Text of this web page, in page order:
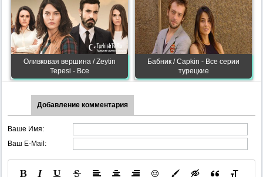
Оливковая вершина / Zeytin
Tepesi - Все
Бабник / Capkin - Все серии
турецкие
Добавление комментария
Ваше Имя:
Ваш E-Mail: